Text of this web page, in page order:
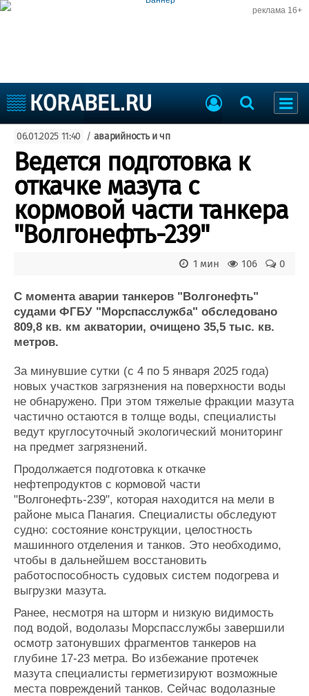
реклама 16+
Судоходство
Судоремонт
События
Пресс-релизы
Порты
ВМФ
Образование
Яхты и катера
Еще
Пульс
Новости
Компании
Репутация
Крюинг
Журнал
Реклама
Доска объявлений
Продажа флота
Оборудование
Услуги
Конференции
Выставки и семинары
Личности
Словарь
Галерея флота
Форум
Отзывы
Все службы
06.01.2025 11:40 / аварийность и чп
Ведется подготовка к
откачке мазута с
кормовой части танкера
"Волгонефть-239"
0
106
1 мин
С момента аварии танкеров "Волгонефть"
судами ФГБУ "Морспасслужба" обследовано
809,8 кв. км акватории, очищено 35,5 тыс. кв.
метров.
За минувшие сутки (с 4 по 5 января 2025 года)
новых участков загрязнения на поверхности воды
не обнаружено. При этом тяжелые фракции мазута
частично остаются в толще воды, специалисты
ведут круглосуточный экологический мониторинг
на предмет загрязнений.
Продолжается подготовка к откачке
нефтепродуктов с кормовой части
"Волгонефть-239", которая находится на мели в
районе мыса Панагия. Специалисты обследуют
судно: состояние конструкции, целостность
машинного отделения и танков. Это необходимо,
чтобы в дальнейшем восстановить
работоспособность судовых систем подогрева и
выгрузки мазута.
Ранее, несмотря на шторм и низкую видимость
под водой, водолазы Морспасслужбы завершили
осмотр затонувших фрагментов танкеров на
глубине 17-23 метра. Во избежание протечек
мазута специалисты герметизируют возможные
места повреждений танков. Сейчас водолазные